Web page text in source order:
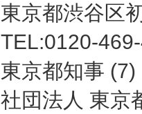
東京都渋谷区
TEL:0120-
東京都知事
社団法人 東京